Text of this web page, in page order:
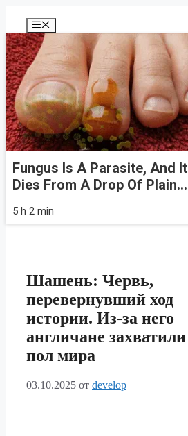
содержимому
Меню
Fungus Is A Parasite, And It
Dies From A Drop Of Plain...
5 h 2 min
Шашень: Червь,
перевернувший ход
истории. Из-за него
англичане захватили
пол мира
03.10.2025 от develop